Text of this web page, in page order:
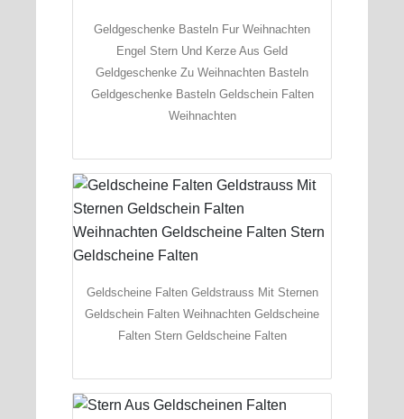
Geldgeschenke Basteln Fur Weihnachten
Engel Stern Und Kerze Aus Geld
Geldgeschenke Zu Weihnachten Basteln
Geldgeschenke Basteln Geldschein Falten
Weihnachten
Geldscheine Falten Geldstrauss Mit Sternen
Geldschein Falten Weihnachten Geldscheine
Falten Stern Geldscheine Falten